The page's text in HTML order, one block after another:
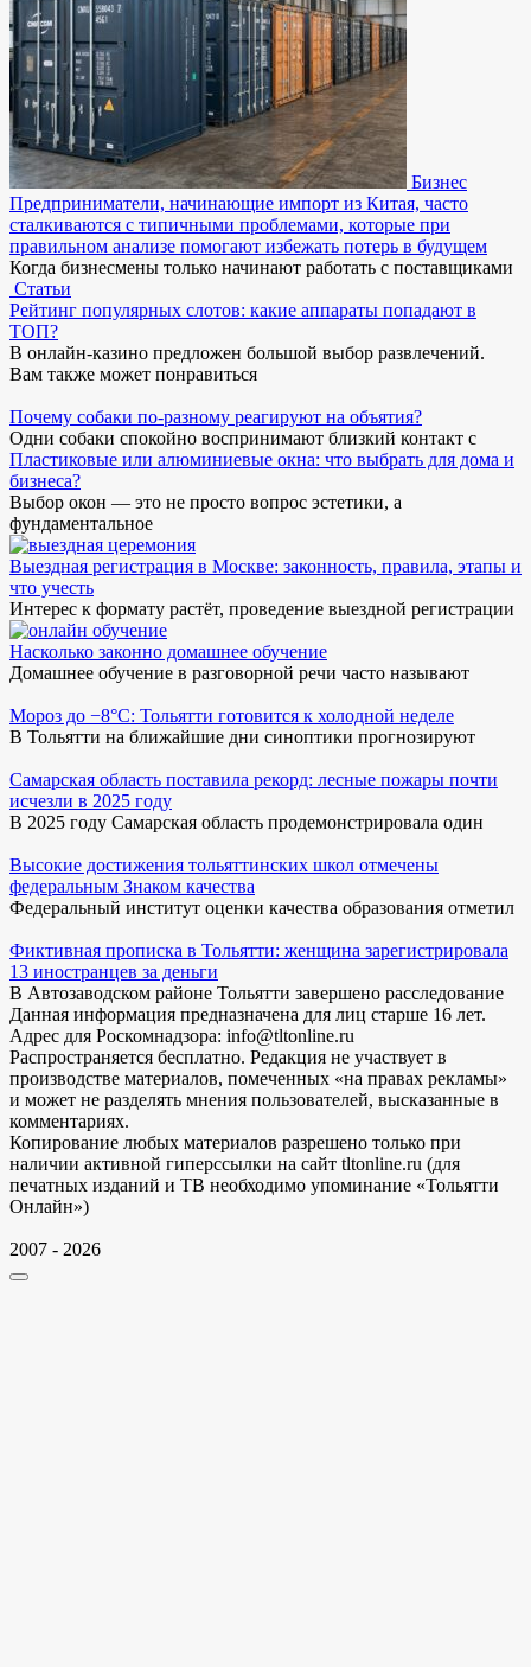
Бизнес
Предприниматели, начинающие импорт из Китая, часто
сталкиваются с типичными проблемами, которые при
правильном анализе помогают избежать потерь в будущем
Когда бизнесмены только начинают работать с поставщиками
Статьи
Рейтинг популярных слотов: какие аппараты попадают в
ТОП?
В онлайн-казино предложен большой выбор развлечений.
Вам также может понравиться
Почему собаки по-разному реагируют на объятия?
Одни собаки спокойно воспринимают близкий контакт с
Пластиковые или алюминиевые окна: что выбрать для дома и
бизнеса?
Выбор окон — это не просто вопрос эстетики, а
фундаментальное
Выездная регистрация в Москве: законность, правила, этапы и
что учесть
Интерес к формату растёт, проведение выездной регистрации
Насколько законно домашнее обучение
Домашнее обучение в разговорной речи часто называют
Мороз до −8°C: Тольятти готовится к холодной неделе
В Тольятти на ближайшие дни синоптики прогнозируют
Самарская область поставила рекорд: лесные пожары почти
исчезли в 2025 году
В 2025 году Самарская область продемонстрировала один
Высокие достижения тольяттинских школ отмечены
федеральным Знаком качества
Федеральный институт оценки качества образования отметил
Фиктивная прописка в Тольятти: женщина зарегистрировала
13 иностранцев за деньги
В Автозаводском районе Тольятти завершено расследование
Данная информация предназначена для лиц старше 16 лет.
Адрес для Роскомнадзора: info@tltonline.ru
Распространяется бесплатно. Редакция не участвует в
производстве материалов, помеченных «на правах рекламы»
и может не разделять мнения пользователей, высказанные в
комментариях.
Копирование любых материалов разрешено только при
наличии активной гиперссылки на сайт tltonline.ru (для
печатных изданий и ТВ необходимо упоминание «Тольятти
Онлайн»)
2007 - 2026